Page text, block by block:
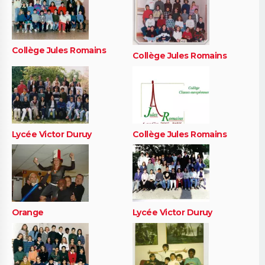
Collège Jules Romains Collège Jules Romains
Lycée Victor Duruy Collège Jules Romains
Orange Lycée Victor Duruy